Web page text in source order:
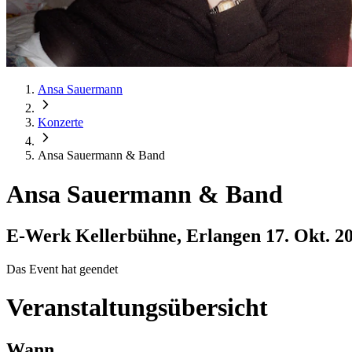
Ansa Sauermann
Konzerte
Ansa Sauermann & Band
Ansa Sauermann & Band
E-Werk Kellerbühne, Erlangen 17. Okt.
Das Event hat geendet
Veranstaltungsübersicht